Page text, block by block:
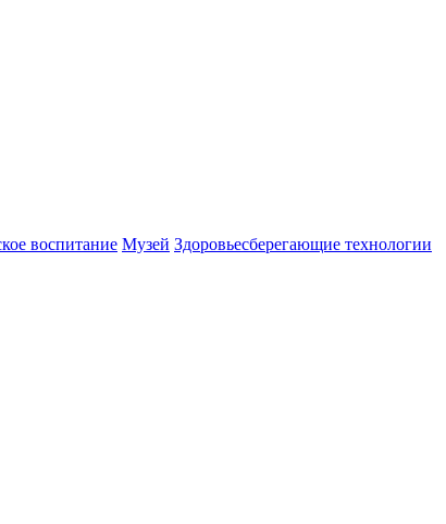
воспитание Музей Здоровьесберегающие технологии